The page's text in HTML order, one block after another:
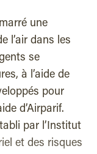
une
l’air dans les
se
à l’aide de
pour
d’Airparif.
par l’Institut
et des risques